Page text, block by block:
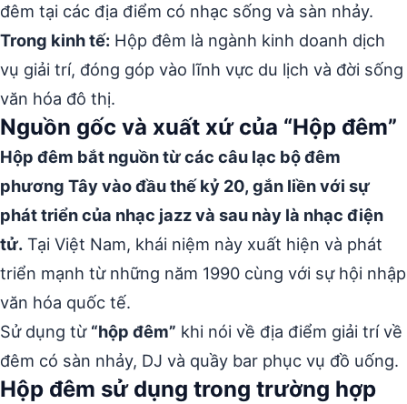
đêm tại các địa điểm có nhạc sống và sàn nhảy.
Trong kinh tế: Hộp đêm là ngành kinh doanh dịch
vụ giải trí, đóng góp vào lĩnh vực du lịch và đời sống
văn hóa đô thị.
Nguồn gốc và xuất xứ của “Hộp đêm”
Hộp đêm bắt nguồn từ các câu lạc bộ đêm
phương Tây vào đầu thế kỷ 20, gắn liền với sự
phát triển của nhạc jazz và sau này là nhạc điện
tử. Tại Việt Nam, khái niệm này xuất hiện và phát
triển mạnh từ những năm 1990 cùng với sự hội nhập
văn hóa quốc tế.
Sử dụng từ “hộp đêm” khi nói về địa điểm giải trí về
đêm có sàn nhảy, DJ và quầy bar phục vụ đồ uống.
Hộp đêm sử dụng trong trường hợp